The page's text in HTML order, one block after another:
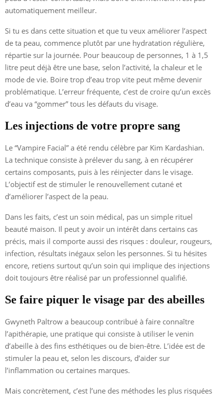
automatiquement meilleur.
Si tu es dans cette situation et que tu veux améliorer l’aspect
de ta peau, commence plutôt par une hydratation régulière,
répartie sur la journée. Pour beaucoup de personnes, 1 à 1,5
litre peut déjà être une base, selon l’activité, la chaleur et le
mode de vie. Boire trop d’eau trop vite peut même devenir
problématique. L’erreur fréquente, c’est de croire qu’un excès
d’eau va “gommer” tous les défauts du visage.
Les injections de votre propre sang
Le “Vampire Facial” a été rendu célèbre par Kim Kardashian.
La technique consiste à prélever du sang, à en récupérer
certains composants, puis à les réinjecter dans le visage.
L’objectif est de stimuler le renouvellement cutané et
d’améliorer l’aspect de la peau.
Dans les faits, c’est un soin médical, pas un simple rituel
beauté maison. Il peut y avoir un intérêt dans certains cas
précis, mais il comporte aussi des risques : douleur, rougeurs,
infection, résultats inégaux selon les personnes. Si tu hésites
encore, retiens surtout qu’un soin qui implique des injections
doit toujours être réalisé par un professionnel qualifié.
Se faire piquer le visage par des abeilles
Gwyneth Paltrow a beaucoup contribué à faire connaître
l’apithérapie, une pratique qui consiste à utiliser le venin
d’abeille à des fins esthétiques ou de bien-être. L’idée est de
stimuler la peau et, selon les discours, d’aider sur
l’inflammation ou certaines marques.
Mais concrètement, c’est l’une des méthodes les plus risquées